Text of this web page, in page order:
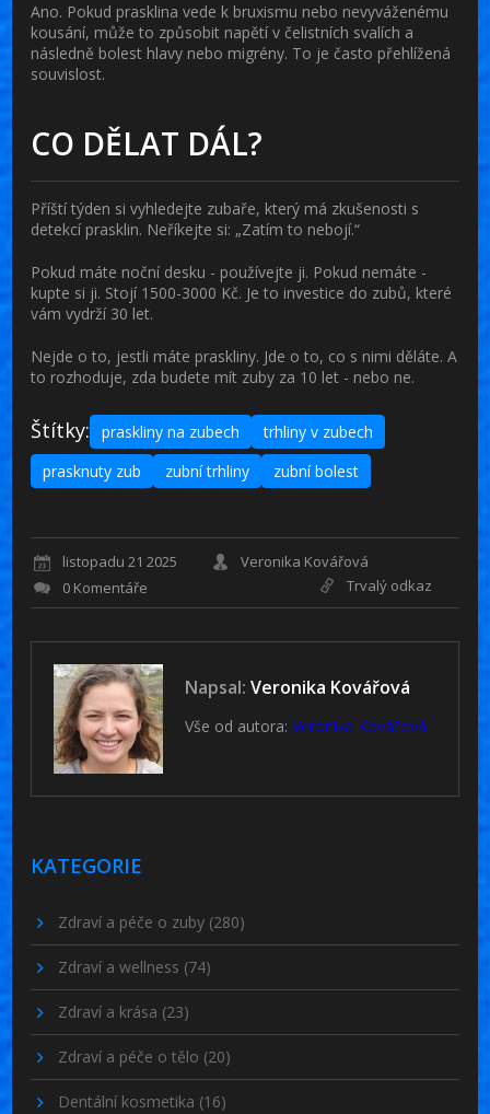
Ano. Pokud prasklina vede k bruxismu nebo nevyváženému
kousání, může to způsobit napětí v čelistních svalích a
následně bolest hlavy nebo migrény. To je často přehlížená
souvislost.
CO DĚLAT DÁL?
Příští týden si vyhledejte zubaře, který má zkušenosti s
detekcí prasklin. Neříkejte si: „Zatím to nebojí.“
Pokud máte noční desku - používejte ji. Pokud nemáte -
kupte si ji. Stojí 1500-3000 Kč. Je to investice do zubů, které
vám vydrží 30 let.
Nejde o to, jestli máte praskliny. Jde o to, co s nimi děláte. A
to rozhoduje, zda budete mít zuby za 10 let - nebo ne.
Štítky: praskliny na zubech
trhliny v zubech
prasknuty zub
zubní trhliny zubní bolest
listopadu 21 2025
Veronika Kovářová
0 Komentáře
Trvalý odkaz
Napsal:Veronika Kovářová
Vše od autora:Veronika Kovářová
KATEGORIE
Zdraví a péče o zuby (280)
Zdraví a wellness (74)
Zdraví a krása (23)
Zdraví a péče o tělo (20)
Dentální kosmetika (16)